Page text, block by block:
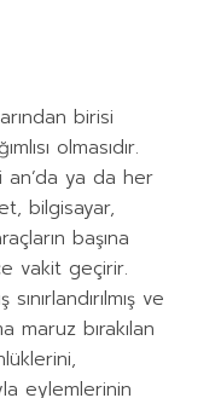
birisi
olmasıdır.
ya da her
bilgisayar,
başına
vakit geçirir.
ve
bırakılan
eylemlerinin